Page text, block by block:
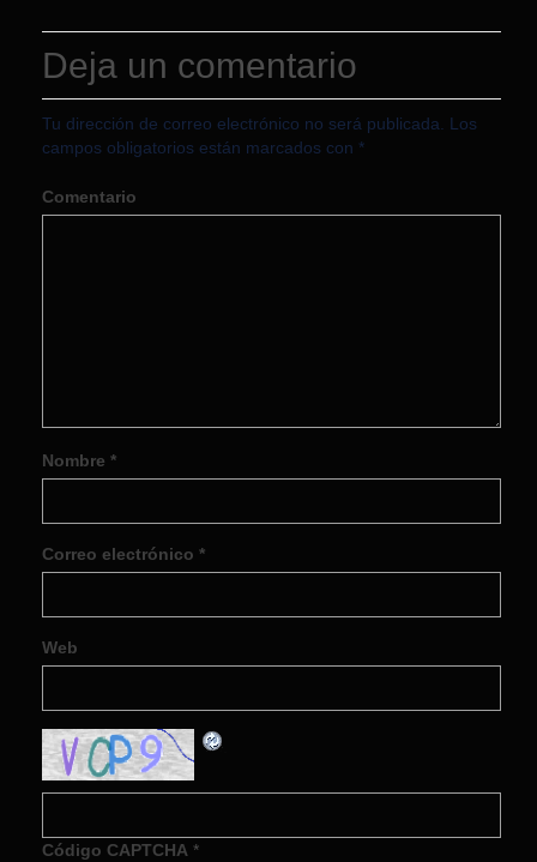
Deja un comentario
Tu dirección de correo electrónico no será publicada.
Los
campos obligatorios están marcados con *
Comentario
Nombre *
Correo electrónico *
Web
Código CAPTCHA *